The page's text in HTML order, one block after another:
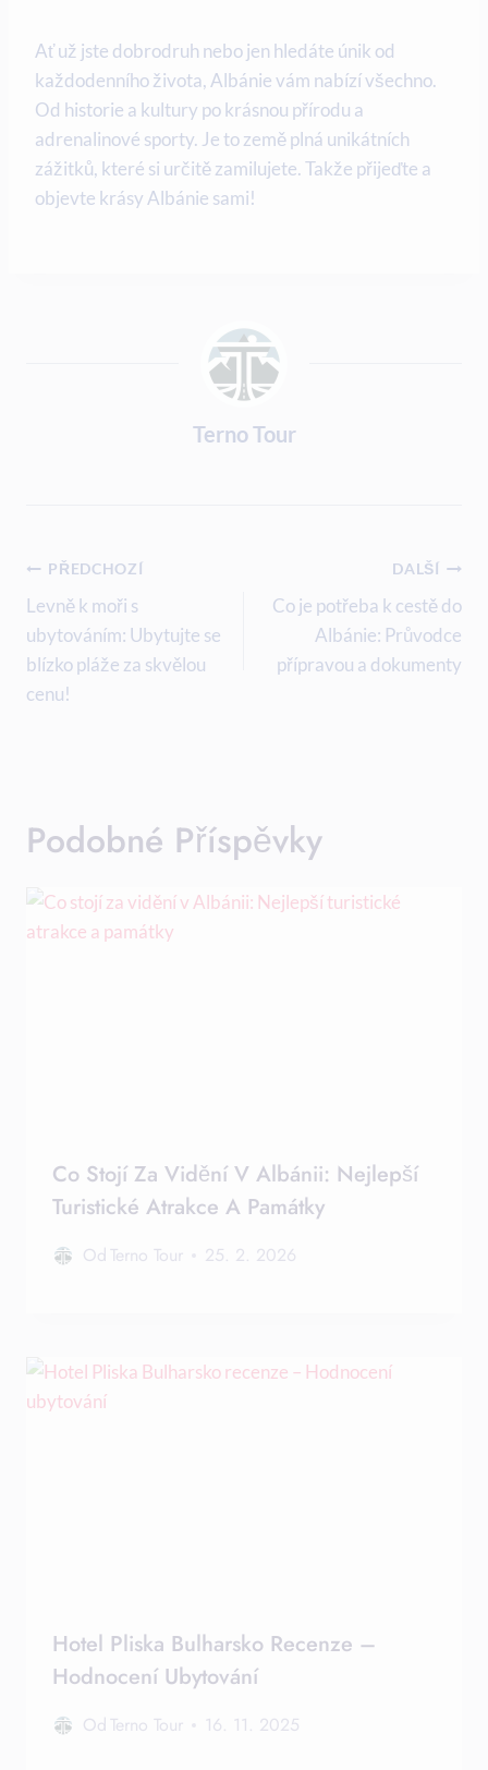
Ať už ⁤jste dobrodruh nebo jen hledáte únik⁤ od
každodenního života, ⁢Albánie vám nabízí všechno.
Od historie a kultury​ po⁤ krásnou přírodu a
adrenalinové sporty. Je⁢ to ‌země plná unikátních
zážitků, které si ⁣určitě zamilujete. Takže přijeďte a
‍objevte krásy ​Albánie⁢ sami!
Terno Tour
Navigace
Pro
Příspěvek
PŘEDCHOZÍ
Levně k moři s
ubytováním: Ubytujte se
blízko pláže za skvělou
cenu!
DALŠÍ
Co je potřeba k cestě do
Albánie: Průvodce
přípravou a dokumenty
Podobné Příspěvky
Co Stojí Za Vidění V Albánii: Nejlepší
Turistické Atrakce A Památky
Od Terno Tour 25. 2. 2026
Hotel Pliska Bulharsko Recenze –
Hodnocení Ubytování
Od Terno Tour 16. 11. 2025